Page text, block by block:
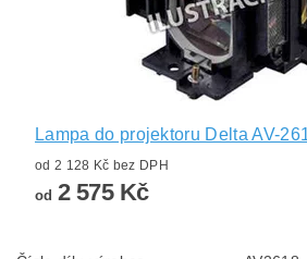
Lampa do projektoru Delta AV-
od 2 128 Kč bez DPH
od 2 575 Kč